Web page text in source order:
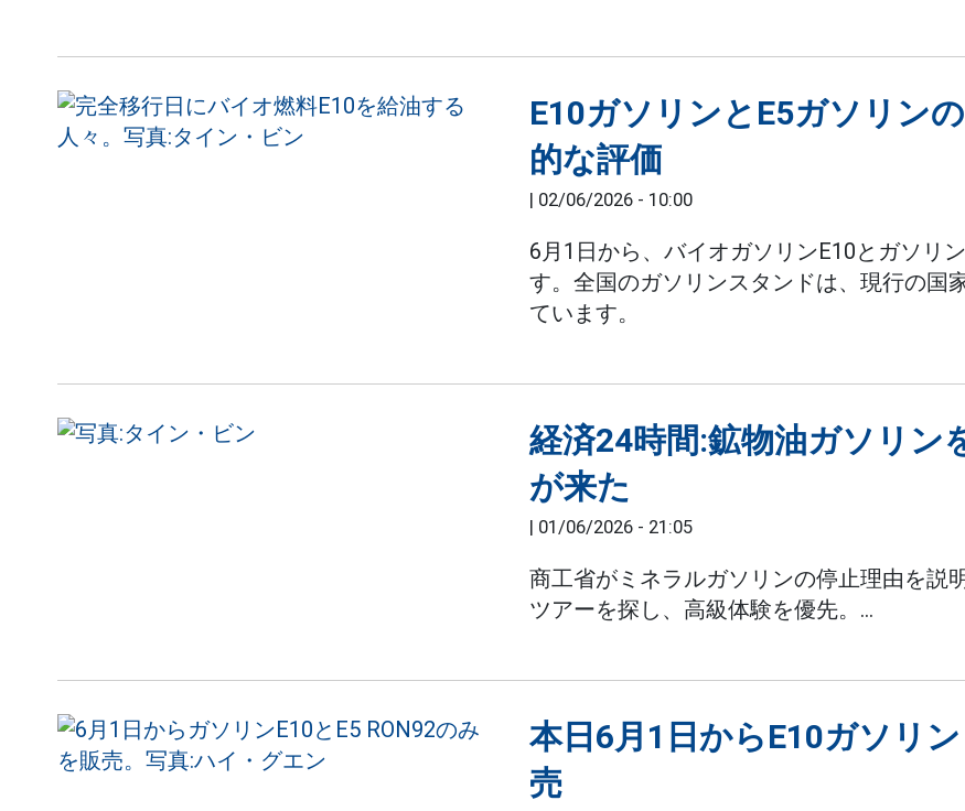
E10ガソリンとE5ガソリン
的な評価
| 02/06/2026 - 10:00
6月1日から、バイオガソリンE10とガソリ
す。全国のガソリンスタンドは、現行の国
ています。
経済24時間:鉱物油ガソリン
が来た
| 01/06/2026 - 21:05
商工省がミネラルガソリンの停止理由を説
ツアーを探し、高級体験を優先。...
本日6月1日からE10ガソリ
売